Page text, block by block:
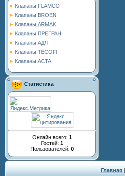
Клапаны FLAMCO
Клапаны BROEN
Клапаны ARMAK
Клапаны ПРЕГРАН
Клапаны АДЛ
Клапаны TECOFI
Клапаны ACTA
Статистика
Онлайн всего: 1
Гостей: 1
Пользователей: 0
Главная|